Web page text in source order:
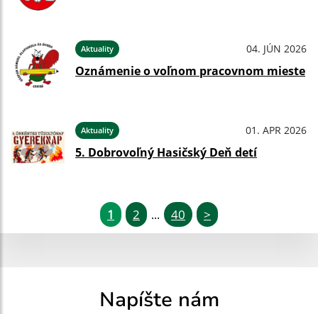
Aktuality 04. JÚN 2026
Oznámenie o voľnom pracovnom mieste
Aktuality 01. APR 2026
5. Dobrovoľný Hasičský Deň detí
1 2 ... 40 >
Napíšte nám